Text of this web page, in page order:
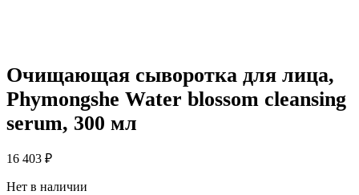
Очищающая сыворотка для лица,
Phymongshe Water blossom cleansing
serum, 300 мл
16 403 ₽
Нет в наличии